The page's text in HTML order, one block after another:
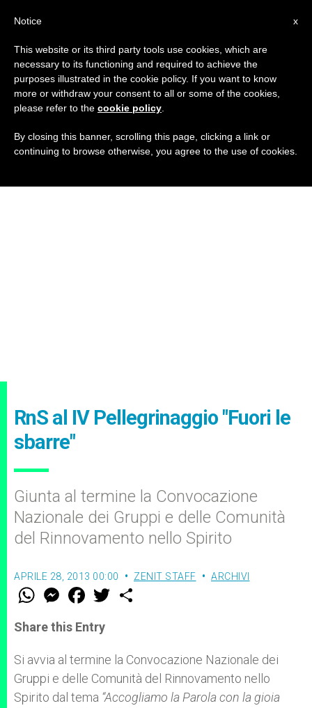
RnS al IV Pellegrinaggio "Fuori le
sbarre"
Giunta al termine la Convocazione
Nazionale dei Gruppi e delle Comunità
del Rinnovamento nello Spirito
APRILE 28, 2013 00:00 ZENIT STAFF ARCHIVI
W
t
s
p
p
M
e
s
e
g
e
r
F
a
e
b
o
k
w
r
Share this Entry
Si avvia al termine la Convocazione Nazionale dei
Gruppi e delle Comunità del Rinnovamento nello
Spirito dal tema “Accogliamo la Parola con la gioia
x
Notice
This website or its third party tools use cookies, which are
necessary to its functioning and required to achieve the
purposes illustrated in the cookie policy. If you want to know
more or withdraw your consent to all or some of the cookies,
please refer to the cookie policy
By closing this banner, scrolling this page, clicking a link or
continuing to browse otherwise, you agree to the use of cookies.